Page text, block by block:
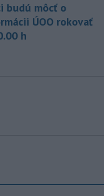
budú môcť o
ÚOO rokovať
h